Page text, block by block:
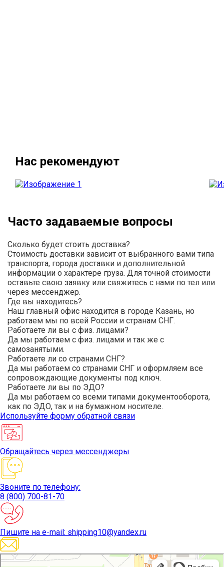
Нас рекомендуют
Часто задаваемые вопросы
Сколько будет стоить доставка?
Стоимость доставки зависит от выбранного вами типа
транспорта, города доставки и дополнительной
информации о характере груза. Для точной стоимости
оставьте свою заявку или свяжитесь с нами по тел или
через мессенджер.
Где вы находитесь?
Наш главный офис находится в городе Казань, но
работаем мы по всей России и странам СНГ.
Работаете ли вы с физ. лицами?
Да мы работаем с физ. лицами и так же с
самозанятыми.
Работаете ли со странами СНГ?
Да мы работаем со странами СНГ и оформляем все
сопровождающие документы под ключ.
Работаете ли вы по ЭДО?
Да мы работаем со всеми типами документооборота,
как по ЭДО, так и на бумажном носителе.
Используйте форму обратной связи
Обращайтесь через мессенджеры
Звоните по телефону:
8 (800) 700-81-70
Пишите на e-mail: shipping10@yandex.ru